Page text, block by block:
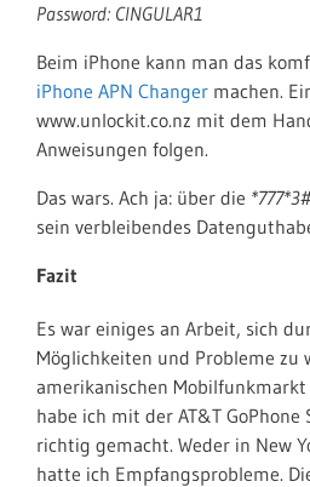
Password: CINGULAR1
Beim iPhone kann man das
iPhone APN Changer machen.
www.unlockit.co.nz mit dem
Anweisungen folgen.
Das wars. Ach ja: über die *777*3#
sein verbleibendes
Fazit
Es war einiges an Arbeit, sich
Möglichkeiten und Probleme zu
amerikanischen
habe ich mit der AT&T
richtig gemacht. Weder in New
hatte ich Empfangsprobleme.